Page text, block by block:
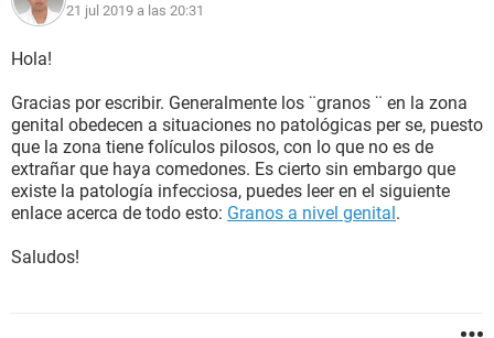
21 jul 2019 a las 20:31
Hola!
Gracias por escribir. Generalmente los ¨granos ¨ en la zona
genital obedecen a situaciones no patológicas per se, puesto
que la zona tiene folículos pilosos, con lo que no es de
extrañar que haya comedones. Es cierto sin embargo que
existe la patología infecciosa, puedes leer en el siguiente
enlace acerca de todo esto: Granos a nivel genital.
Saludos!